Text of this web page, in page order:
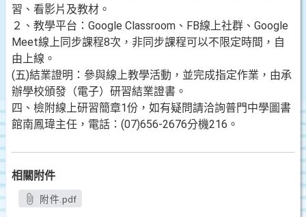
習、看影片及教材。
２、教學平台：Google Classroom、FB線上社群、Google
Meet線上同步課程8次，非同步課程可以不限定時間，自
由上線。
(五)結業證明：參與線上教學活動，並完成指定作業，由承
辦學校頒發（電子）研習結業證書。
四、檢附線上研習簡章1份，如有疑問請洽詢普門中學圖書
館南鳳瑋主任，電話：(07)656-2676分機216。
相關附件
附件.pdf